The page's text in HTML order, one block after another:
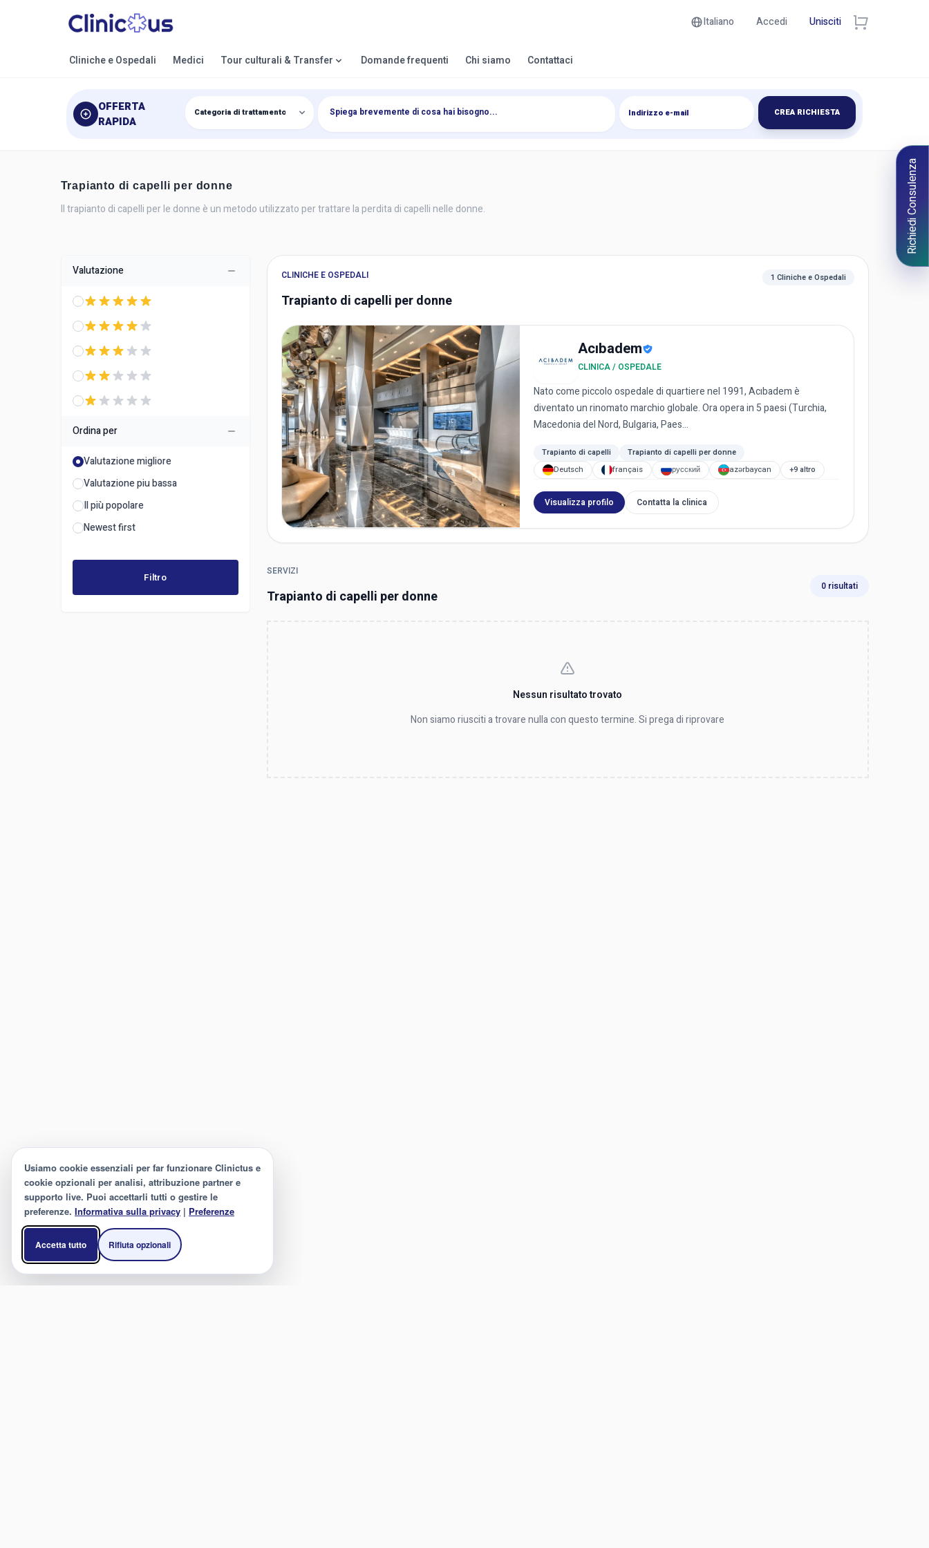
Usiamo cookie essenziali per far funzionare Clinictus e
cookie opzionali per analisi, attribuzione partner e
supporto live. Puoi accettarli tutti o gestire le
preferenze. Informativa sulla privacy | Preferenze
Accetta tutto Rifiuta opzionali
Italiano Accedi Unisciti
Cliniche e Ospedali Medici Tour culturali & Transfer Domande frequenti Chi siamo Contattaci
OFFERTA
RAPIDA
CREA RICHIESTA
Richiedi Consulenza
Trapianto di capelli per donne
Il trapianto di capelli per le donne è un metodo utilizzato per trattare la perdita di capelli nelle donne.
Valutazione
Ordina per
Valutazione migliore
Valutazione piu bassa
Il più popolare
Newest first
Filtro
CLINICHE E OSPEDALI
Trapianto di capelli per donne
1 Cliniche e Ospedali
Acıbadem
CLINICA / OSPEDALE
Nato come piccolo ospedale di quartiere nel 1991, Acıbadem è
diventato un rinomato marchio globale. Ora opera in 5 paesi (Turchia,
Macedonia del Nord, Bulgaria, Paes...
Trapianto di capelli
Trapianto di capelli per donne
Deutsch
français русский azərbaycan +9 altro
Visualizza profilo Contatta la clinica
SERVIZI
Trapianto di capelli per donne
0 risultati
Nessun risultato trovato
Non siamo riusciti a trovare nulla con questo termine. Si prega di riprovare